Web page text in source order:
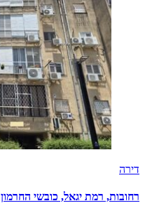
דירה
רחובות, רמת יגאל, כובשי החרמון